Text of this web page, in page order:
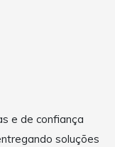
e de confiança
soluções